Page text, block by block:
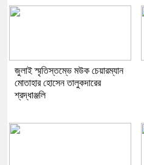
জুলাই স্মৃতিস্তম্ভে মউক চেয়ারম্যান
মোতাহার হোসেন তালুকদারের
শ্রদ্ধাঞ্জলি